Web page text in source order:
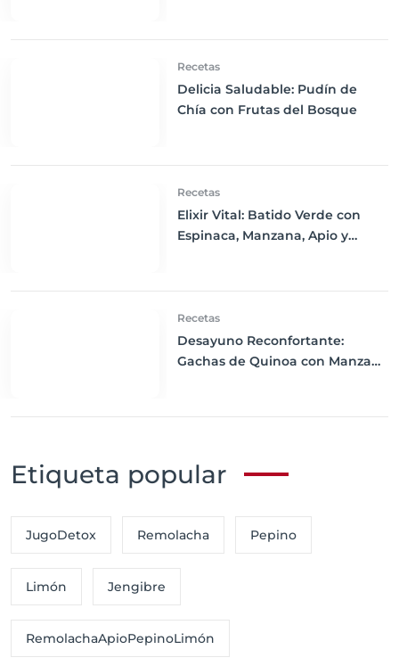
Recetas
Delicia Saludable: Pudín de
Chía con Frutas del Bosque
Recetas
Elixir Vital: Batido Verde con
Espinaca, Manzana, Apio y
Recetas
Desayuno Reconfortante:
Gachas de Quinoa con Manzana
Etiqueta popular
JugoDetox Remolacha Pepino
Limón Jengibre
RemolachaApioPepinoLimón